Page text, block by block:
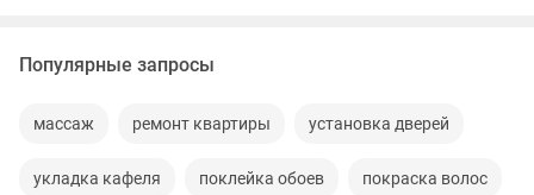
Популярные запросы
массаж ремонт квартиры установка дверей
укладка кафеля поклейка обоев покраска волос